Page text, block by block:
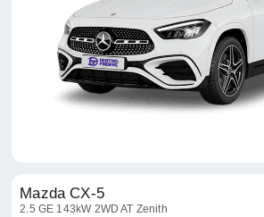
Mazda CX-5
2.5 GE 143kW 2WD AT Zenith